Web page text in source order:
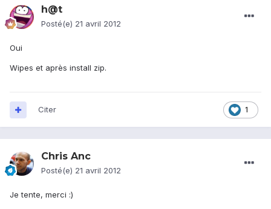
h@t
Posté(e) 21 avril 2012
Oui
Wipes et après install zip.
1
Citer
Chris Anc
Posté(e) 21 avril 2012
Je tente, merci :)